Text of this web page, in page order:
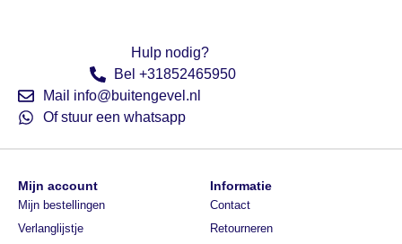
Hulp nodig?
Bel +31852465950
Mail info@buitengevel.nl
Of stuur een whatsapp
Mijn account
Mijn bestellingen
Verlanglijstje
Informatie
Contact
Retourneren